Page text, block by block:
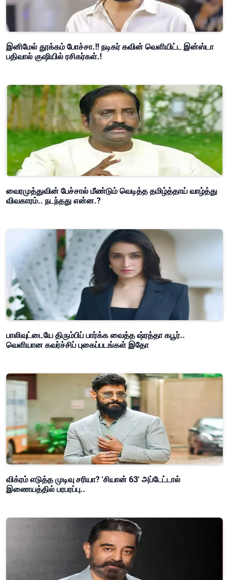
இனிமேல் தூக்கம் போச்சா.!! நடிகர் கவின் வெளியிட்ட இன்ஸ்டா
பதிவால் குஷியில் ரசிகர்கள்.!
வைரமுத்துவின் பேச்சால் மீண்டும் வெடித்த தமிழ்த்தாய் வாழ்த்து
விவகாரம்.. நடந்தது என்ன.?
பாலிவுட்டையே திரும்பிப் பார்க்க வைத்த ஷ்ரத்தா கபூர்..
வெளியான கவர்ச்சிப் புகைப்படங்கள் இதோ
விக்ரம் எடுத்த முடிவு சரியா? 'சியான் 63' அப்டேட்டால்
இணையத்தில் பரபரப்பு..